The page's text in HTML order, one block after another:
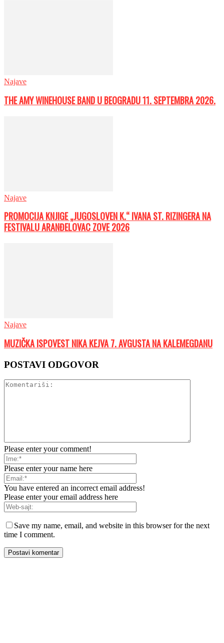
Najave
THE AMY WINEHOUSE BAND U BEOGRADU 11. SEPTEMBRA 2026.
Najave
PROMOCIJA KNJIGE „JUGOSLOVEN K.“ IVANA ST. RIZINGERA NA
FESTIVALU ARANĐELOVAC ZOVE 2026
Najave
MUZIČKA ISPOVEST NIKA KEJVA 7. AVGUSTA NA KALEMEGDANU
POSTAVI ODGOVOR
Please enter your comment!
Please enter your name here
You have entered an incorrect email address!
Please enter your email address here
Save my name, email, and website in this browser for the next
time I comment.